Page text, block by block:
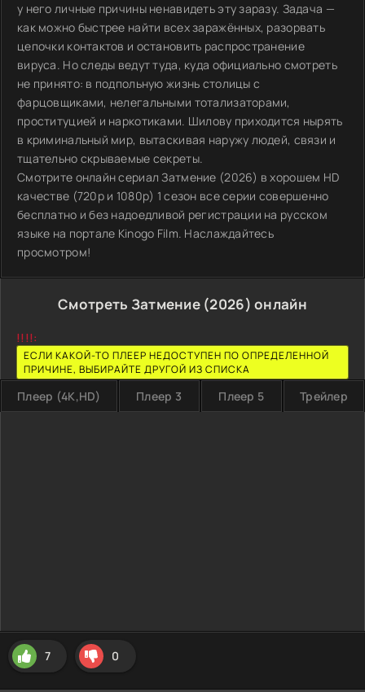
у него личные причины ненавидеть эту заразу. Задача —
как можно быстрее найти всех заражённых, разорвать
цепочки контактов и остановить распространение
вируса. Но следы ведут туда, куда официально смотреть
не принято: в подпольную жизнь столицы с
фарцовщиками, нелегальными тотализаторами,
проституцией и наркотиками. Шилову приходится нырять
в криминальный мир, вытаскивая наружу людей, связи и
тщательно скрываемые секреты.
Смотрите онлайн сериал Затмение (2026) в хорошем HD
качестве (720p и 1080p) 1 сезон все серии совершенно
бесплатно и без надоедливой регистрации на русском
языке на портале Kinogo Film. Наслаждайтесь
просмотром!
Смотреть Затмение (2026) онлайн
!!!!:
ЕСЛИ КАКОЙ-ТО ПЛЕЕР НЕДОСТУПЕН ПО ОПРЕДЕЛЕННОЙ
ПРИЧИНЕ, ВЫБИРАЙТЕ ДРУГОЙ ИЗ СПИСКА
Плеер (4K,HD) Плеер 3 Плеер 5 Трейлер
7 0